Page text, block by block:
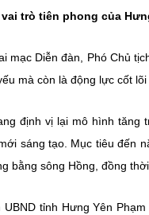
trò tiên phong của
mạc Diễn đàn, Phó Chủ
mà còn là động lực cốt
định vị lại mô hình tăng
sáng tạo. Mục tiêu đến
bằng sông Hồng, đồng
UBND tỉnh Hưng Yên